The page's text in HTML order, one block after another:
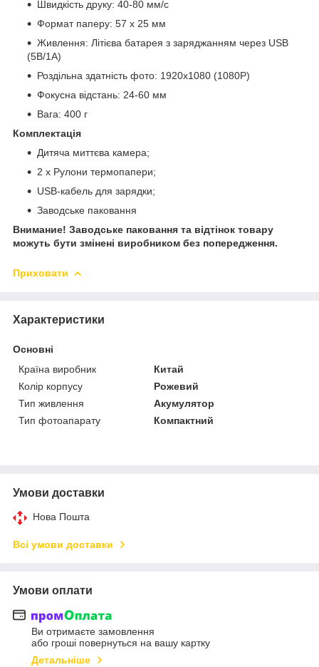
Швидкість друку: 40-80 мм/с
Формат паперу: 57 x 25 мм
Живлення: Літієва батарея з заряджанням через USB
(5В/1А)
Роздільна здатність фото: 1920x1080 (1080P)
Фокусна відстань: 24-60 мм
Вага: 400 г
Комплектація
Дитяча миттєва камера;
2 x Рулони термопапери;
USB-кабель для зарядки;
Заводське паковання
Внимание! Заводське паковання та відтінок товару
можуть бути змінені виробником без попередження.
Приховати
Характеристики
Основні
Країна виробник
Китай
Колір корпусу
Рожевий
Тип живлення
Акумулятор
Тип фотоапарату
Компактний
Умови доставки
Нова Пошта
Всі умови доставки
Умови оплати
Ви отримаєте замовлення
або гроші повернуться на вашу картку
Детальніше